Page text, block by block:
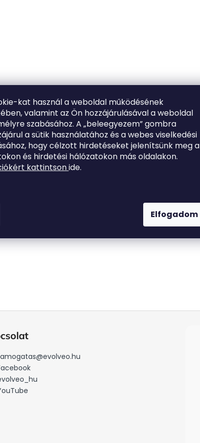
kat használ a weboldal működésének
valamint az Ön hozzájárulásával a weboldal
szabásához. A „beleegyezem” gombra
a sütik használatához és a webes viselkedési
hogy célzott hirdetéseket jelenítsünk meg a
és hirdetési hálózatokon más oldalakon.
kattintsonide.
Elfogadom
@evolveo.hu